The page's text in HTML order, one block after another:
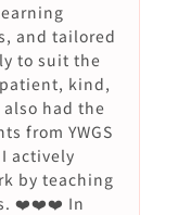
and tailored
to suit the
kind,
had the
from YWGS
actively
by teaching
❤️❤️❤️ In